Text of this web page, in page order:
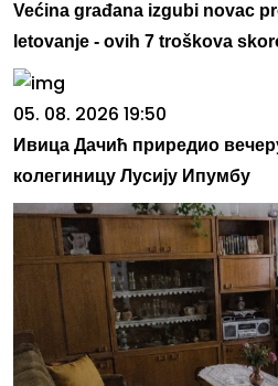
Većina građana izgubi novac
letovanje - ovih 7 troškova
05. 08. 2026 19:50
Ивица Дачић приредио
колегиницу Лусију Ипумбу